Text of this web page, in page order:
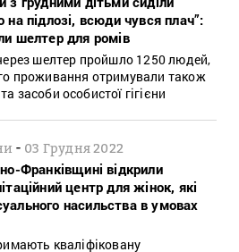
на підлозі, всюди чувся плач”:
шелтер для ромів
шелтер пройшло 1250 людей,
проживання отримували також
засоби особистої гігієни
- 03 Грудня 2022
Франківщині відкрили
центр для жінок, які
насильства в умовах
кваліфіковану